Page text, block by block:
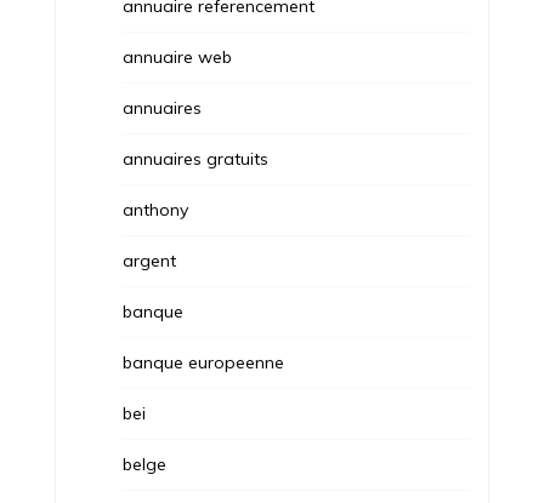
annuaire referencement
annuaire web
annuaires
annuaires gratuits
anthony
argent
banque
banque europeenne
bei
belge